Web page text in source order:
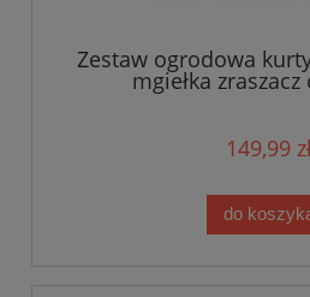
Zestaw ogrodowa
mgiełka
149,99
do